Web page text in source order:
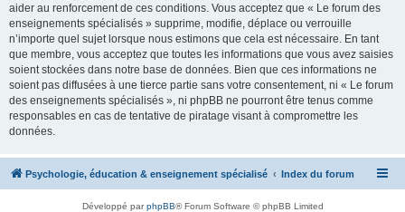
aider au renforcement de ces conditions. Vous acceptez que « Le forum des
enseignements spécialisés » supprime, modifie, déplace ou verrouille
n’importe quel sujet lorsque nous estimons que cela est nécessaire. En tant
que membre, vous acceptez que toutes les informations que vous avez saisies
soient stockées dans notre base de données. Bien que ces informations ne
soient pas diffusées à une tierce partie sans votre consentement, ni « Le forum
des enseignements spécialisés », ni phpBB ne pourront être tenus comme
responsables en cas de tentative de piratage visant à compromettre les
données.
Psychologie, éducation & enseignement spécialisé Index du forum
Développé parphpBB® Forum Software © phpBB Limited